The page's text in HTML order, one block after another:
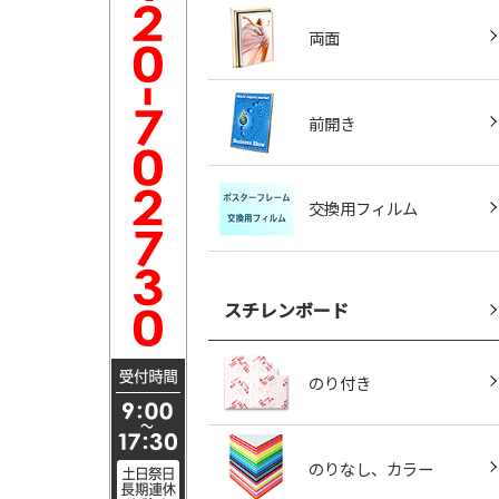
両面
前開き
交換用フィルム
スチレンボード
のり付き
のりなし、カラー